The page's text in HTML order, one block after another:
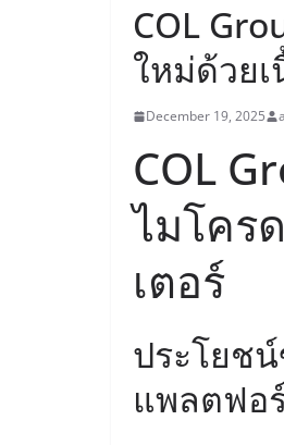
COL
ใหม่ด้วย
December 19, 2025
COL
ไมโคร
เตอร์
ประโยช
แพลตฟอ